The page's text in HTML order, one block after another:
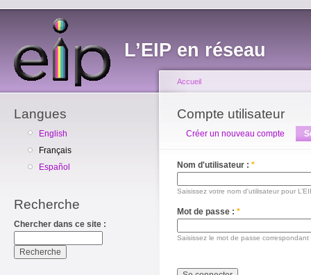
L’EIP en réseau
Langues
English
Français
Español
Recherche
Chercher dans ce site :
Accueil
Compte utilisateur
Créer un nouveau compte
Nom d'utilisateur : *
Saisissez votre nom d'utilisateur pour
Mot de passe : *
Saisissez le mot de passe